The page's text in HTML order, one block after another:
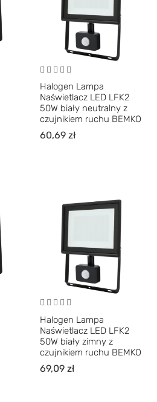
Halogen Lampa
Naświetlacz LED LFK2
50W biały neutralny z
czujnikiem ruchu BEMKO
60,69 zł
Halogen Lampa
Naświetlacz LED LFK2
50W biały zimny z
czujnikiem ruchu BEMKO
69,09 zł